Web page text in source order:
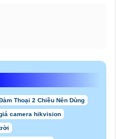
Thoại 2 Chiều Nên Dùng
camera hikvision